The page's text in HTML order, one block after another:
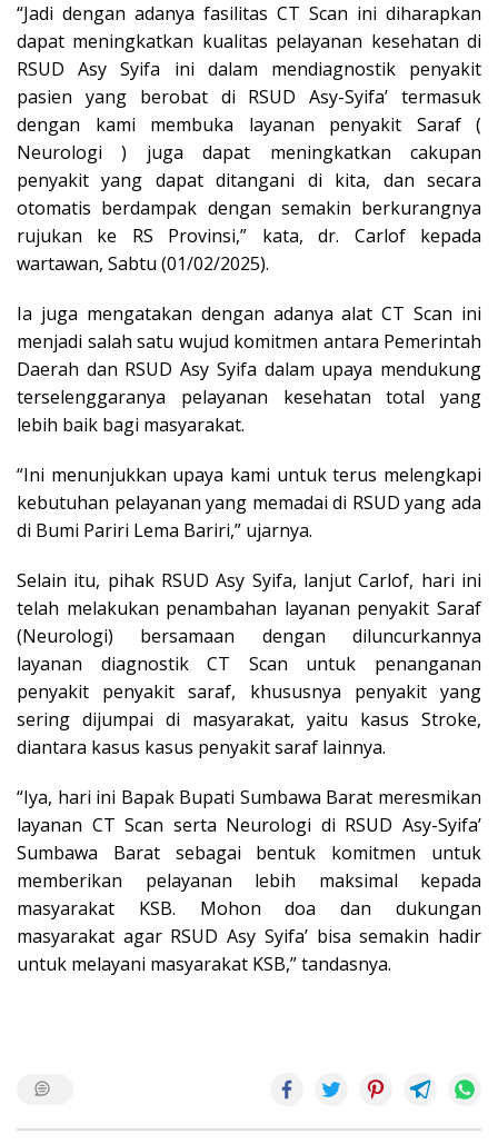
“Jadi dengan adanya fasilitas CT Scan ini diharapkan
dapat meningkatkan kualitas pelayanan kesehatan di
RSUD Asy Syifa ini dalam mendiagnostik penyakit
pasien yang berobat di RSUD Asy-Syifa’ termasuk
dengan kami membuka layanan penyakit Saraf (
Neurologi ) juga dapat meningkatkan cakupan
penyakit yang dapat ditangani di kita, dan secara
otomatis berdampak dengan semakin berkurangnya
rujukan ke RS Provinsi,” kata, dr. Carlof kepada
wartawan, Sabtu (01/02/2025).
Ia juga mengatakan dengan adanya alat CT Scan ini
menjadi salah satu wujud komitmen antara Pemerintah
Daerah dan RSUD Asy Syifa dalam upaya mendukung
terselenggaranya pelayanan kesehatan total yang
lebih baik bagi masyarakat.
“Ini menunjukkan upaya kami untuk terus melengkapi
kebutuhan pelayanan yang memadai di RSUD yang ada
di Bumi Pariri Lema Bariri,” ujarnya.
Selain itu, pihak RSUD Asy Syifa, lanjut Carlof, hari ini
telah melakukan penambahan layanan penyakit Saraf
(Neurologi) bersamaan dengan diluncurkannya
layanan diagnostik CT Scan untuk penanganan
penyakit penyakit saraf, khususnya penyakit yang
sering dijumpai di masyarakat, yaitu kasus Stroke,
diantara kasus kasus penyakit saraf lainnya.
“Iya, hari ini Bapak Bupati Sumbawa Barat meresmikan
layanan CT Scan serta Neurologi di RSUD Asy-Syifa’
Sumbawa Barat sebagai bentuk komitmen untuk
memberikan pelayanan lebih maksimal kepada
masyarakat KSB. Mohon doa dan dukungan
masyarakat agar RSUD Asy Syifa’ bisa semakin hadir
untuk melayani masyarakat KSB,” tandasnya.